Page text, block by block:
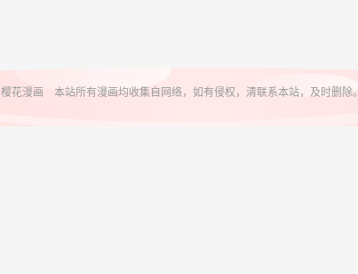
樱花漫画 本站所有漫画均收集自网络，如有侵权，清联系本站，及时删除。